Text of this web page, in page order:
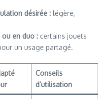
désirée : légère,
ou en duo : certains jouets
un usage partagé.
Conseils
d’utilisation